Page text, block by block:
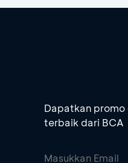
Dapatkan
terbaik dari BCA